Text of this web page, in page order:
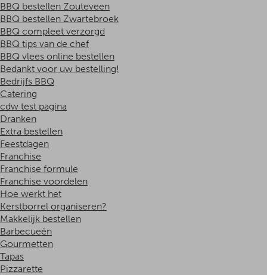
BBQ bestellen Zouteveen
BBQ bestellen Zwartebroek
BBQ compleet verzorgd
BBQ tips van de chef
BBQ vlees online bestellen
Bedankt voor uw bestelling!
Bedrijfs BBQ
Catering
cdw test pagina
Dranken
Extra bestellen
Feestdagen
Franchise
Franchise formule
Franchise voordelen
Hoe werkt het
Kerstborrel organiseren?
Makkelijk bestellen
Barbecueën
Gourmetten
Tapas
Pizzarette